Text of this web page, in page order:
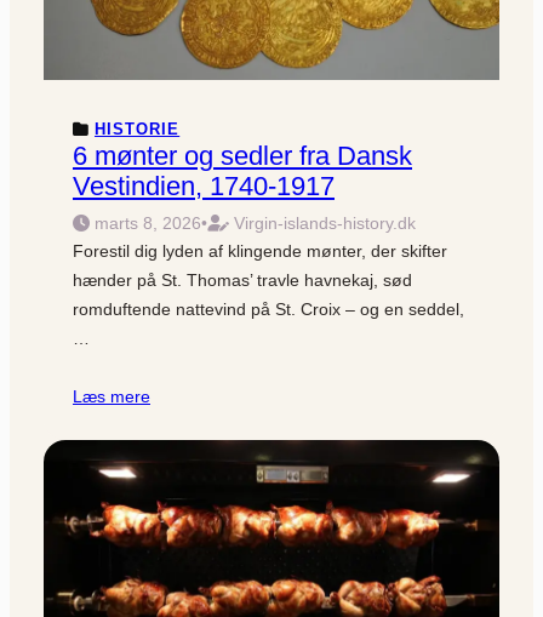
HISTORIE
6 mønter og sedler fra Dansk
Vestindien, 1740-1917
marts 8, 2026•
Virgin-islands-history.dk
Forestil dig lyden af klingende mønter, der skifter
hænder på St. Thomas’ travle havnekaj, sød
romduftende nattevind på St. Croix – og en seddel,
…
Læs mere